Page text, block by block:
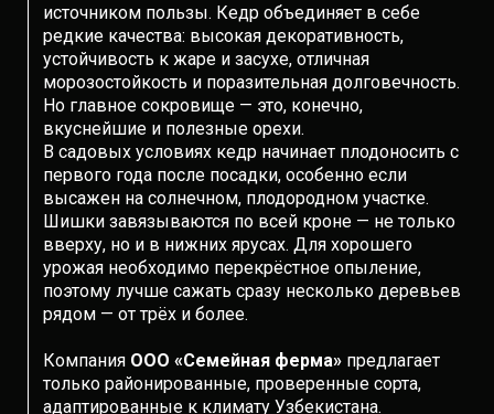
источником пользы. Кедр объединяет в себе
редкие качества: высокая декоративность,
устойчивость к жаре и засухе, отличная
морозостойкость и поразительная долговечность.
Но главное сокровище — это, конечно,
вкуснейшие и полезные орехи.
В садовых условиях кедр начинает плодоносить с
первого года после посадки, особенно если
высажен на солнечном, плодородном участке.
Шишки завязываются по всей кроне — не только
вверху, но и в нижних ярусах. Для хорошего
урожая необходимо перекрёстное опыление,
поэтому лучше сажать сразу несколько деревьев
рядом — от трёх и более.
Компания ООО «Семейная ферма»предлагает
только районированные, проверенные сорта,
адаптированные к климату Узбекистана.